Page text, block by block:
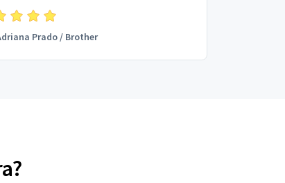
Prado/ Brother